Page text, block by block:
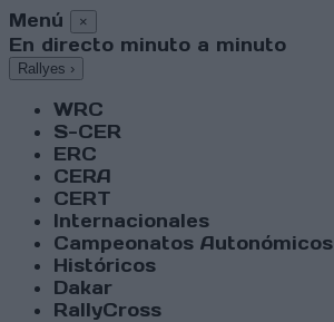
Menú ×
En directo minuto a minuto
Rallyes ›
WRC
S-CER
ERC
CERA
CERT
Internacionales
Campeonatos Autonómicos
Históricos
Dakar
RallyCross